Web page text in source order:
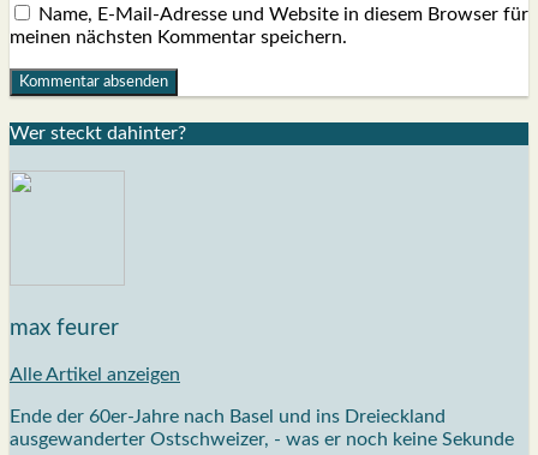
Name, E-Mail-Adresse und Website in diesem Browser für
meinen nächsten Kommentar speichern.
Wer steckt dahin­ter?
max feurer
Alle Artikel anzeigen
Ende der 60er-Jahre nach Basel und ins Dreieckland
ausgewanderter Ostschweizer, - was er noch keine Sekunde